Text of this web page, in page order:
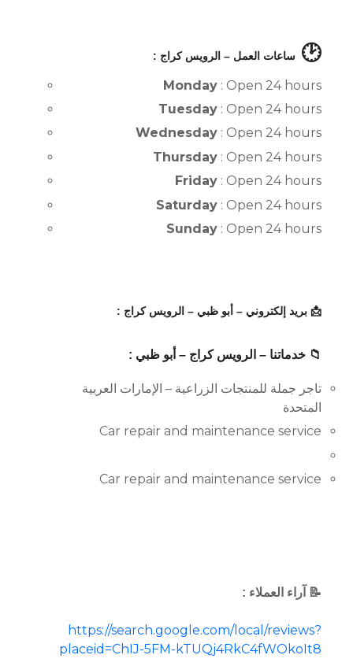
🕑 ساعات العمل – الرويس كراج :
Monday : Open 24 hours
Tuesday : Open 24 hours
Wednesday : Open 24 hours
Thursday : Open 24 hours
Friday : Open 24 hours
Saturday : Open 24 hours
Sunday : Open 24 hours
📩 بريد إلكتروني – أبو ظبي – الرويس كراج :
📁 خدماتنا – الرويس كراج – أبو ظبي :
تاجر جملة للمنتجات الزراعية – الإمارات العربية
المتحدة
Car repair and maintenance service
Car repair and maintenance service
📝 آراء العملاء :
https://search.google.com/local/reviews?
placeid=ChIJ-5FM-kTUQj4RkC4fWOkoIt8